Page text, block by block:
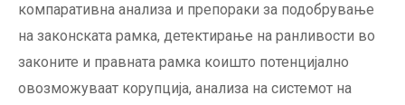
компаративна анализа и препораки за подобрување
на законската рамка, детектирање на ранливости во
законите и правната рамка коишто потенцијално
овозможуваат корупција, анализа на системот на